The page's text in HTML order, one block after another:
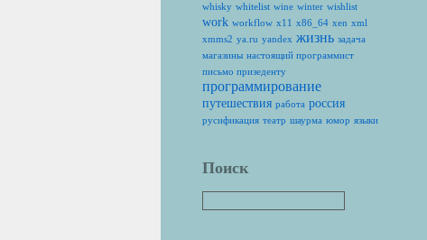
whisky whitelist wine winter wishlist
work workflow x11 x86_64 xen xml
xmms2 ya.ru yandex жизнь задача
магазины настоящий программист
письмо призеденту
программирование
путешествия работа россия
русификация театр шаурма юмор языки
Поиск